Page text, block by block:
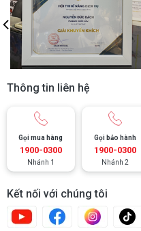
Thông tin liên hệ
Gọi mua hàng
1900-0300
Nhánh 1
Gọi bảo hành
1900-0300
Nhánh 2
Kết nối với chúng tôi